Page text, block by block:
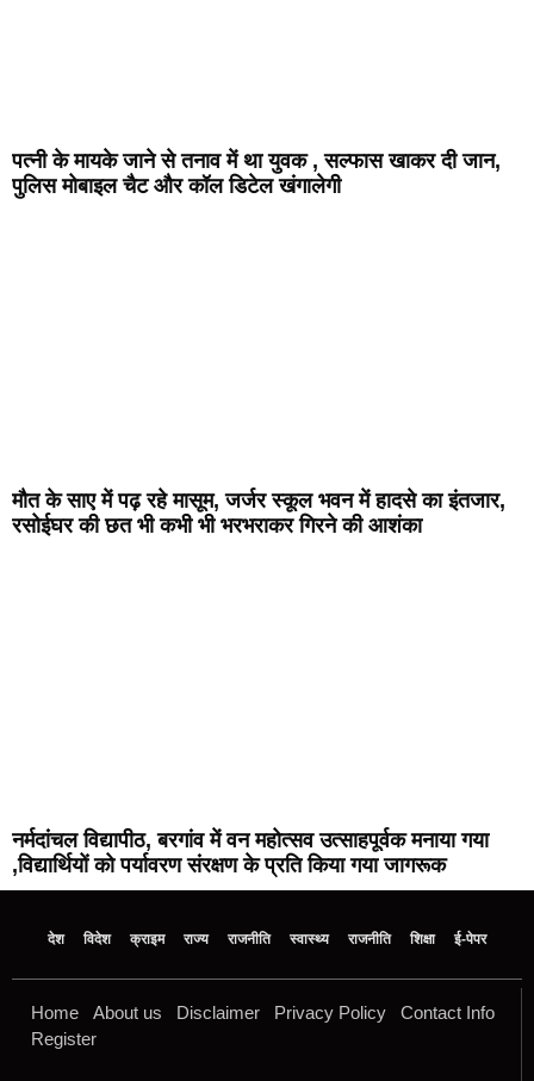
पत्नी के मायके जाने से तनाव में था युवक , सल्फास खाकर दी जान,
पुलिस मोबाइल चैट और कॉल डिटेल खंगालेगी
मौत के साए में पढ़ रहे मासूम, जर्जर स्कूल भवन में हादसे का इंतजार,
रसोईघर की छत भी कभी भी भरभराकर गिरने की आशंका
नर्मदांचल विद्यापीठ, बरगांव में वन महोत्सव उत्साहपूर्वक मनाया गया
,विद्यार्थियों को पर्यावरण संरक्षण के प्रति किया गया जागरूक
देश विदेश क्राइम राज्य राजनीति स्वास्थ्य राजनीति शिक्षा ई-पेपर
Home About us Disclaimer Privacy Policy
Contact Info
Register